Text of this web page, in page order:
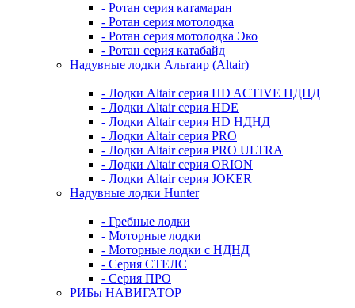
- Ротан серия катамаран
- Ротан серия мотолодка
- Ротан серия мотолодка Эко
- Ротан серия катабайд
Надувные лодки Альтаир (Altair)
- Лодки Altair серия HD ACTIVE НДНД
- Лодки Altair серия HDE
- Лодки Altair серия HD НДНД
- Лодки Altair серия PRO
- Лодки Altair серия PRO ULTRA
- Лодки Altair серия ORION
- Лодки Altair серия JOKER
Надувные лодки Hunter
- Гребные лодки
- Моторные лодки
- Моторные лодки с НДНД
- Серия СТЕЛС
- Серия ПРО
РИБы НАВИГАТОР